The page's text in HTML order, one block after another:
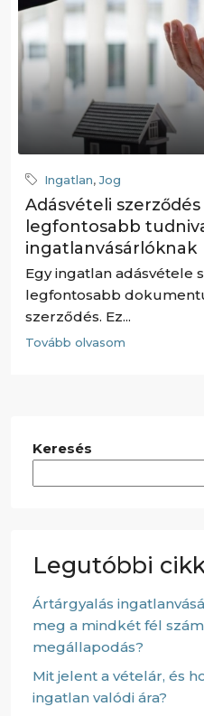
Ingatlan,Jog
Adásvételi
legfontosabb
ingatlanvásárlóknak
Egy ingatlan adásvétele
legfontosabb
szerződés. Ez...
Tovább olvasom
Keresés
Legutóbbi
Ártárgyalás
meg a mindkét fél
megállapodás?
Mit jelent a vételár, és
ingatlan valódi ára?